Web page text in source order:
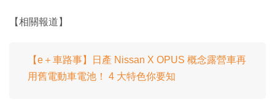
【相關報道】
【e＋車路事】日產 Nissan X OPUS 概念露營車再
用舊電動車電池！ 4 大特色你要知